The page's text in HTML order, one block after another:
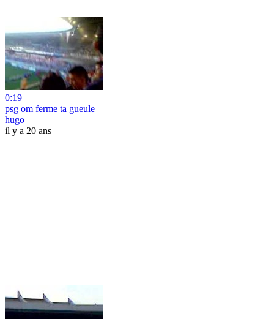
0:19
psg om ferme ta gueule
hugo
il y a 20 ans